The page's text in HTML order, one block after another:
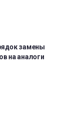
замены
на аналоги